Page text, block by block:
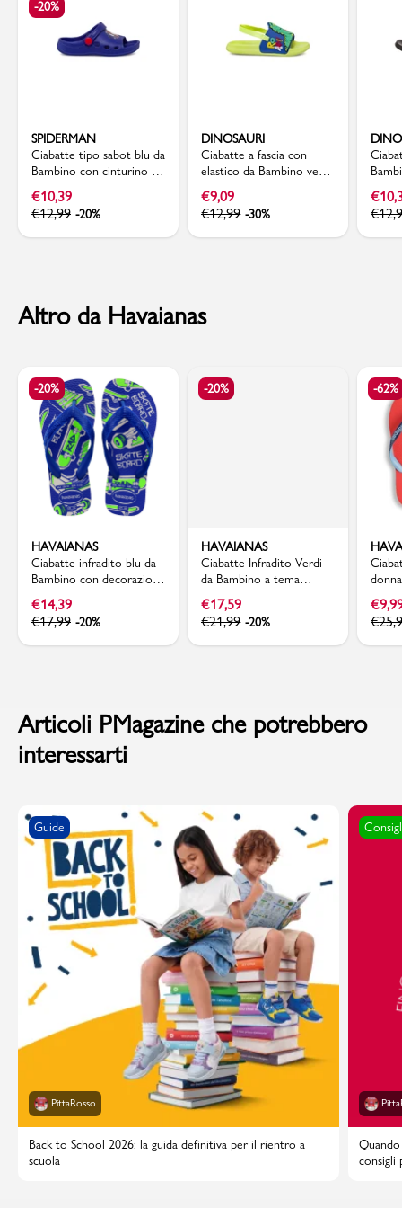
-20%
SPIDERMAN
Ciabatte tipo sabot blu da
Bambino con cinturino e
stampa Spiderman
€10,39
€12,99 -20%
DINOSAURI
Ciabatte a fascia con
elastico da Bambino verdi
e blu Dinosauri
€9,09
€12,99 -30%
€
€
Altro da Havaianas
-20%
HAVAIANAS
Ciabatte infradito blu da
Bambino con decorazioni
suola Havaianas
€14,39
€17,99 -20%
-20%
HAVAIANAS
Ciabatte Infradito Verdi
da Bambino a tema
Minecraft Havaianas
€17,59
€21,99 -20%
-62%
€
€
Articoli PMagazine che potrebbero
interessarti
Guide
PittaRosso
Back to School 2026: la guida definitiva per il rientro a
scuola
consigli